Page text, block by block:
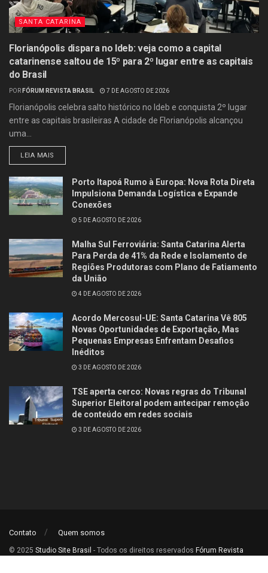
SANTA CATARINA
Florianópolis dispara no Ideb: veja como a capital
catarinense saltou de 15º para 2º lugar entre as capitais
do Brasil
POR FÓRUM REVISTA BRASIL 7 DE AGOSTO DE 2026
Florianópolis celebra salto histórico no Ideb e conquista 2º lugar
entre as capitais brasileiras A cidade de Florianópolis alcançou
uma...
LEIA MAIS
Porto Itapoá Rumo à Europa: Nova Rota Direta
Impulsiona Demanda Logística e Expande
Conexões
5 DE AGOSTO DE 2026
Malha Sul Ferroviária: Santa Catarina Alerta
Para Perda de 41% da Rede e Isolamento de
Regiões Produtoras com Plano de Fatiamento
da União
4 DE AGOSTO DE 2026
Acordo Mercosul-UE: Santa Catarina Vê 805
Novas Oportunidades de Exportação, Mas
Pequenas Empresas Enfrentam Desafios
Inéditos
3 DE AGOSTO DE 2026
TSE aperta cerco: Novas regras do Tribunal
Superior Eleitoral podem antecipar remoção
de conteúdo em redes sociais
3 DE AGOSTO DE 2026
Contato Quem somos
© 2025 Studio Site Brasil - Todos os direitos reservados Fórum Revista